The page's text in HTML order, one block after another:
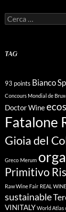
Ricerca
per:
TAG
93 points Bianco
Concours Mondial de
Doctor Wine
Fatalone
Gioia del
Greco Merum
Primitivo
Raw Wine Fair REAL
sustainable
VINITALY World Atlas